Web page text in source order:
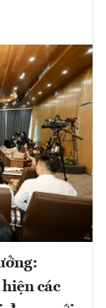
các